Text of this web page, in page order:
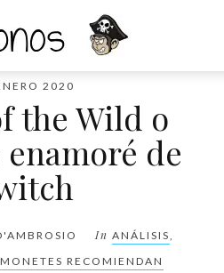
2020
the Wild o
de
In ANÁLISIS,
RECOMIENDAN